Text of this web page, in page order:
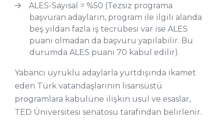
ALES-Sayısal = %50 (Tezsiz programa
başvuran adayların, program ile ilgili alanda
beş yıldan fazla iş tecrübesi var ise ALES
puanı olmadan da başvuru yapılabilir. Bu
durumda ALES puanı 70 kabul edilir).
Yabancı uyruklu adaylarla yurtdışında ikamet
eden Türk vatandaşlarının lisansüstü
programlara kabulüne ilişkin usul ve esaslar,
TED Üniversitesi senatosu tarafından belirlenir.